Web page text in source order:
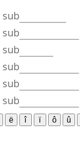
sub
sub
sub
sub
sub
sub